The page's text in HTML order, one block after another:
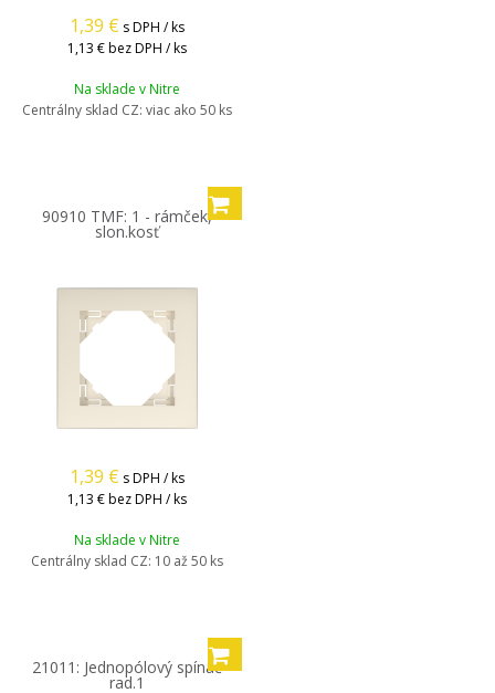
1,39 € s DPH / ks
1,13 € bez DPH / ks
Na sklade v Nitre
Centrálny sklad CZ: viac ako 50 ks
90910 TMF: 1 - rámček,
slon.kosť
1,39 € s DPH / ks
1,13 € bez DPH / ks
Na sklade v Nitre
Centrálny sklad CZ: 10 až 50 ks
21011: Jednopólový spínač
rad.1